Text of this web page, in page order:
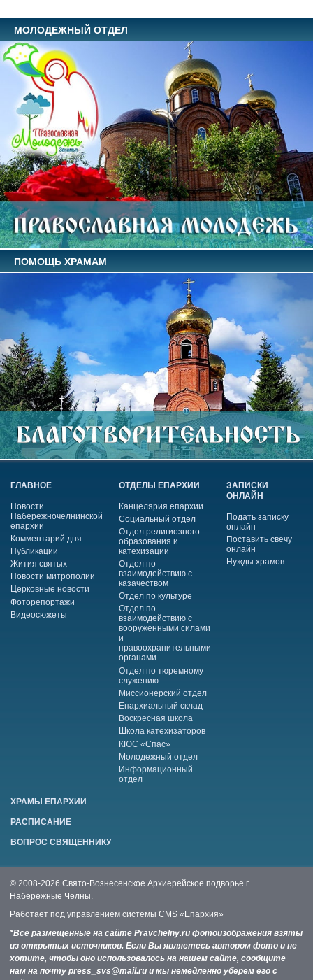
МОЛОДЕЖНЫЙ ОТДЕЛ
ПОМОЩЬ ХРАМАМ
ГЛАВНОЕ
Новости
Набережночелнинской
епархии
Комментарий дня
Публикации
Жития святых
Новости митрополии
Церковные новости
Фоторепортажи
Видеосюжеты
ОТДЕЛЫ ЕПАРХИИ
Канцелярия епархии
Социальный отдел
Отдел религиозного
образования и
катехизации
Отдел по
взаимодействию с
казачеством
Отдел по культуре
Отдел по
взаимодействию с
вооруженными силами
и
правоохранительными
органами
Отдел по тюремному
служению
Миссионерский отдел
Епархиальный склад
Воскресная школа
Школа катехизаторов
КЮС «Спас»
Молодежный отдел
Информационный
отдел
ЗАПИСКИ
ОНЛАЙН
Подать записку
онлайн
Поставить свечу
онлайн
Нужды храмов
ХРАМЫ ЕПАРХИИ
РАСПИСАНИЕ
ВОПРОС СВЯЩЕННИКУ
© 2008-2026 Свято-Вознесенское Архиерейское подворье г.
Набережные Челны.
Работает под управлением системы CMS «Епархия»
*Все размещенные на сайте Pravchelny.ru фотоизображения взяты
из открытых источников. Если Вы являетесь автором фото и не
хотите, чтобы оно использовалось на нашем сайте, сообщите
нам на почту press_svs@mail.ru и мы немедленно уберем его с